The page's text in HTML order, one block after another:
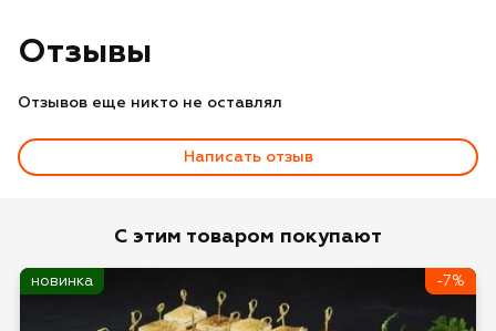
Отзывы
Отзывов еще никто не оставлял
Написать отзыв
С этим товаром покупают
новинка -7%